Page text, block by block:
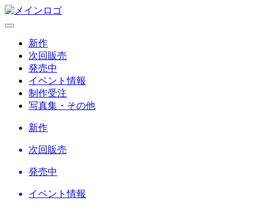
新作
次回販売
発売中
イベント情報
制作受注
写真集・その他
新作
次回販売
発売中
イベント情報